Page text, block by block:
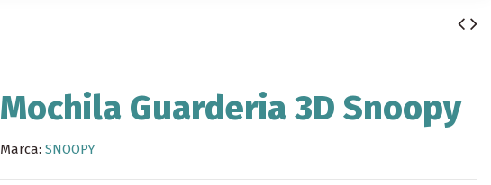
Mochila Guarderia 3D Snoopy
Marca: SNOOPY